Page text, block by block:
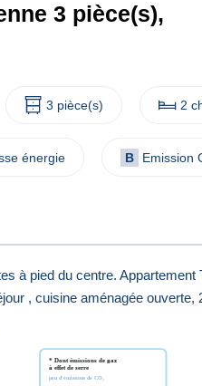
3 pièce(s),
3 pièce(s) 2
énergie B Emission
à pied du centre.
, cuisine aménagée